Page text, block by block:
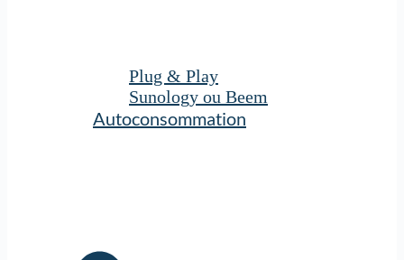
Plug & Play
Sunology ou Beem
Autoconsommation